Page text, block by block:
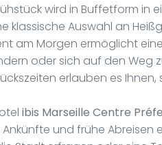
wird in Buffetform in
klassische Auswahl an
am Morgen ermöglicht
oder sich auf den Weg
erlauben es
ibis Marseille Centre
und frühe Abreisen